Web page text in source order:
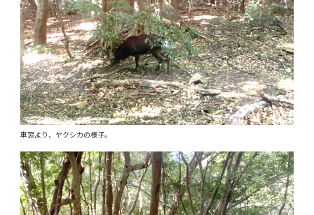
車窓より、ヤクシカの様子。